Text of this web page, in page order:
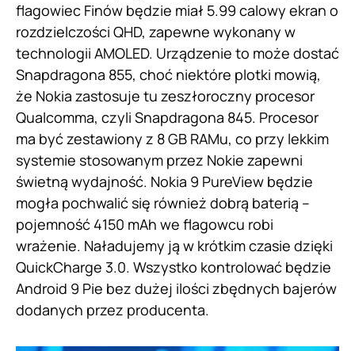
flagowiec Finów będzie miał 5.99 calowy ekran o
rozdzielczości QHD, zapewne wykonany w
technologii AMOLED. Urządzenie to może dostać
Snapdragona 855, choć niektóre plotki mowią,
że Nokia zastosuje tu zeszłoroczny procesor
Qualcomma, czyli Snapdragona 845. Procesor
ma być zestawiony z 8 GB RAMu, co przy lekkim
systemie stosowanym przez Nokie zapewni
świetną wydajność. Nokia 9 PureView będzie
mogła pochwalić się również dobrą baterią –
pojemność 4150 mAh we flagowcu robi
wrażenie. Naładujemy ją w krótkim czasie dzięki
QuickCharge 3.0. Wszystko kontrolować będzie
Android 9 Pie bez dużej ilości zbędnych bajerów
dodanych przez producenta.